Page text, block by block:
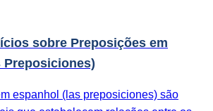
sobre Preposições em
Preposiciones)
espanhol (las preposiciones) são